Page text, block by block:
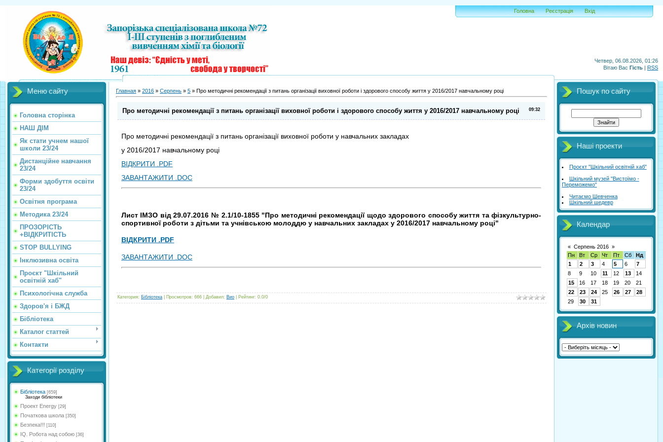
Четвер, 06.08.2026, 01:26
Вітаю Вас Гість | RSS
Головна Реєстрація Вхід
Меню сайту
Головна сторінка
НАШ ДІМ
Як стати учнем нашої
школи 23/24
Дистанційне навчання
23/24
Форми здобуття освіти
23/24
Освітня програма
Методика 23/24
ПРОЗОРІСТЬ
+ВІДКРИТІСТЬ
STOP BULLYING
Інклюзивна освіта
Проєкт "Шкільний
освітній хаб"
Психологічна служба
Здоров'я і БЖД
Бібліотека
Каталог статтей
Контакти
Категорії розділу
Бібліотека [659]
Заходи бібліотеки
Проект Energy [29]
Початкова школа [350]
Безпека!!! [110]
IQ. Робота над собою [36]
Главная » 2016 » Серпень » 5 » Про методичні рекомендації з питань організації виховної роботи і здорового способу життя у 2016/2017 навчальному році
09:32
Про методичні рекомендації з питань організації виховної роботи і здорового способу життя у 2016/2017 навчальному році
Про методичні рекомендації з питань організації виховної роботи у навчальних закладах
у 2016/2017 навчальному році
ВІДКРИТИ .PDF
ЗАВАНТАЖИТИ .DOC
Лист ІМЗО від 29.07.2016 № 2.1/10-1855 "Про методичні рекомендації щодо здорового способу життя та фізкультурно-
спортивної роботи з дітьми та учнівською молоддю у навчальних закладах у 2016/2017 навчальному році"
ВІДКРИТИ .PDF
ЗАВАНТАЖИТИ .DOC
Категория: Бібліотека Просмотров: 666 Добавил: Вио Рейтинг: 0.0/0
Пошук по сайту
Наші проекти
Проєкт "Шкільний освітній хаб"
Шкільний музей "Вистоїмо -
Переможемо"
Читаємо Шевченка
Шкільний шедевр
Календар
« Серпень 2016 »
Пн
Вт Ср Чт Пт Сб
Нд
1
2 3 4 5 6
7
8
9 10 11 12 13
14
15
16 17 18 19 20
21
22
23 24 25 26 27
28
29
30 31
Архів новин